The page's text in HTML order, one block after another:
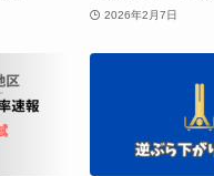
2026年2月7日